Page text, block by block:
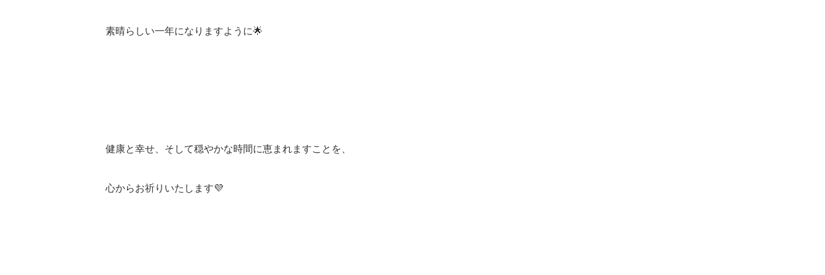
素晴らしい一年になりますように🌟
健康と幸せ、そして穏やかな時間に恵まれますことを、
心からお祈りいたします💜